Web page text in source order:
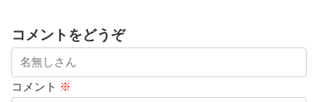
コメントをどうぞ
コメント ※